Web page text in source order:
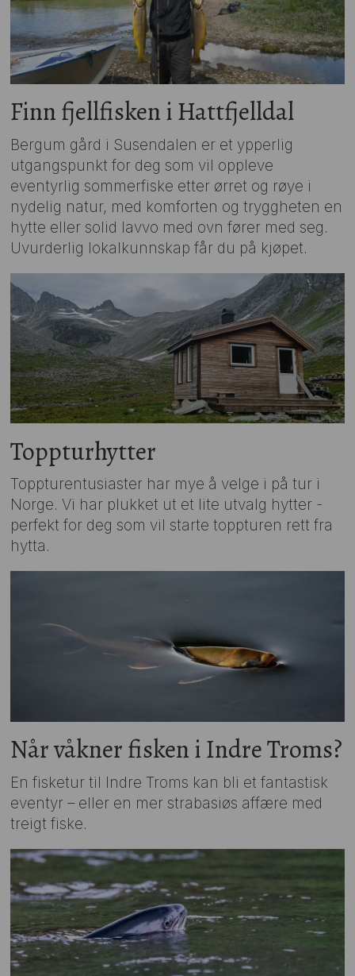
Finn fjellfisken i Hattfjelldal
Bergum gård i Susendalen er et ypperlig
utgangspunkt for deg som vil oppleve
eventyrlig sommerfiske etter ørret og røye i
nydelig natur, med komforten og tryggheten en
hytte eller solid lavvo med ovn fører med seg.
Uvurderlig lokalkunnskap får du på kjøpet.
Toppturhytter
Toppturentusiaster har mye å velge i på tur i
Norge. Vi har plukket ut et lite utvalg hytter -
perfekt for deg som vil starte toppturen rett fra
hytta.
Når våkner fisken i Indre Troms?
En fisketur til Indre Troms kan bli et fantastisk
eventyr – eller en mer strabasiøs affære med
treigt fiske.